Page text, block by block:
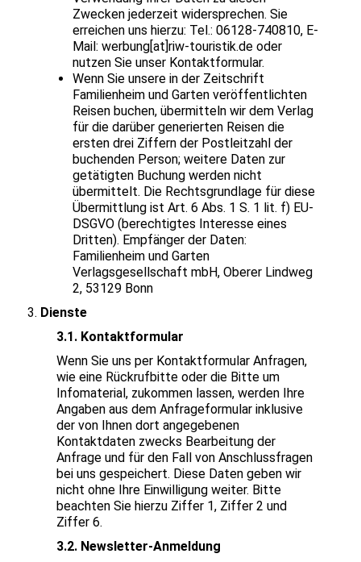
Zwecken jederzeit widersprechen. Sie
erreichen uns hierzu: Tel.: 06128-740810, E-
Mail: werbung[at]riw-touristik.de oder
nutzen Sie unser Kontaktformular.
Wenn Sie unsere in der Zeitschrift
Familienheim und Garten veröffentlichten
Reisen buchen, übermitteln wir dem Verlag
für die darüber generierten Reisen die
ersten drei Ziffern der Postleitzahl der
buchenden Person; weitere Daten zur
getätigten Buchung werden nicht
übermittelt. Die Rechtsgrundlage für diese
Übermittlung ist Art. 6 Abs. 1 S. 1 lit. f) EU-
DSGVO (berechtigtes Interesse eines
Dritten). Empfänger der Daten:
Familienheim und Garten
Verlagsgesellschaft mbH, Oberer Lindweg
2, 53129 Bonn
Dienste
3.1. Kontaktformular
Wenn Sie uns per Kontaktformular Anfragen,
wie eine Rückrufbitte oder die Bitte um
Infomaterial, zukommen lassen, werden Ihre
Angaben aus dem Anfrageformular inklusive
der von Ihnen dort angegebenen
Kontaktdaten zwecks Bearbeitung der
Anfrage und für den Fall von Anschlussfragen
bei uns gespeichert. Diese Daten geben wir
nicht ohne Ihre Einwilligung weiter. Bitte
beachten Sie hierzu Ziffer 1, Ziffer 2 und
Ziffer 6.
3.2. Newsletter-Anmeldung